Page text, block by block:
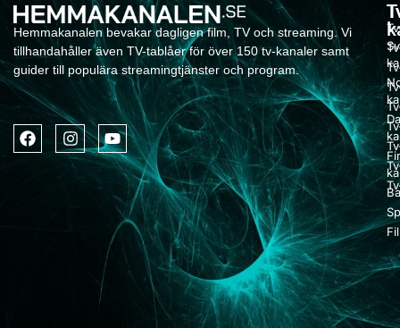
Hemmakanalen bevakar dagligen film, TV och streaming. Vi
tillhandahåller även TV-tablåer för över 150 tv-kanaler samt
guider till populära streamingtjänster och program.